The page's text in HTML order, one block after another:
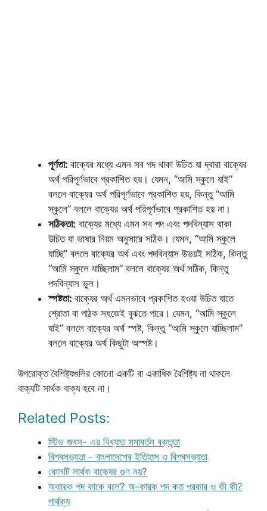
পূর্ণতা: বাক্যের মধ্যে এমন সব পদ থাকা উচিত যা দ্বারা বাক্যের
অর্থ পরিপূর্ণভাবে প্রকাশিত হয়। যেমন, “আমি স্কুলে যাই”
বললে বাক্যের অর্থ পরিপূর্ণভাবে প্রকাশিত হয়, কিন্তু “আমি
স্কুলে” বললে বাক্যের অর্থ পরিপূর্ণভাবে প্রকাশিত হয় না।
সঠিকতা: বাক্যের মধ্যে এমন সব পদ এবং পদবিন্যাস থাকা
উচিত যা ভাষার নিয়ম অনুসারে সঠিক। যেমন, “আমি স্কুলে
যাচ্ছি” বললে বাক্যের অর্থ এবং পদবিন্যাস উভয়ই সঠিক, কিন্তু
“আমি স্কুলে যাচ্ছিলাম” বললে বাক্যের অর্থ সঠিক, কিন্তু
পদবিন্যাস ভুল।
স্পষ্টতা: বাক্যের অর্থ এমনভাবে প্রকাশিত হওয়া উচিত যাতে
শ্রোতা বা পাঠক সহজেই বুঝতে পারে। যেমন, “আমি স্কুলে
যাই” বললে বাক্যের অর্থ স্পষ্ট, কিন্তু “আমি স্কুলে যাচ্ছিলাম”
বললে বাক্যের অর্থ কিছুটা অস্পষ্ট।
উপরোক্ত বৈশিষ্ট্যগুলির কোনো একটি বা একাধিক বৈশিষ্ট্য না থাকলে
বাক্যটি সার্থক বাক্য হবে না।
Related Posts:
স্টিভ জবস- এর বিখ্যাত সমাবর্তন বক্তৃতা
বিশ্বসভ্যতা - বাংলাদেশের ইতিহাস ও বিশ্বসভ্যতা
কোনটি সার্থক বাক্যের গুণ নয়?
অকারক পদ কাকে বলে? অ-কারক পদ কত প্রকার ও কী কী?
পার্থক্য